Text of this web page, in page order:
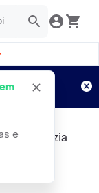
e
T&C